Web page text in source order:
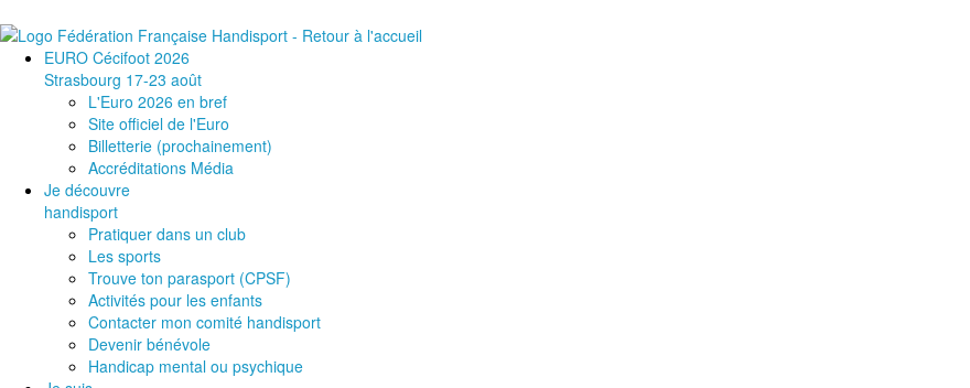
EURO Cécifoot 2026
Strasbourg 17-23 août
L'Euro 2026 en bref
Site officiel de l'Euro
Billetterie (prochainement)
Accréditations Média
Je découvre
handisport
Pratiquer dans un club
Les sports
Trouve ton parasport (CPSF)
Activités pour les enfants
Contacter mon comité handisport
Devenir bénévole
Handicap mental ou psychique